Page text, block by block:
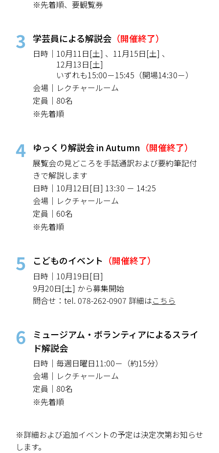
※先着順、要観覧券
3 学芸員による解説会 （開催終了）
日時｜ 10月11日[土] 、 11月15日[土] 、
12月13日[土]
いずれも15:00－15:45 （開場14:30－）
会場｜ レクチャールーム
定員｜ 80名
※先着順
4 ゆっくり解説会 in Autumn （開催終了）
展覧会の見どころを手話通訳および要約筆記付
きで解説します
日時｜ 10月12日[日] 13:30 － 14:25
会場｜ レクチャールーム
定員｜ 60名
※先着順
5 こどものイベント （開催終了）
日時｜10月19日[日]
9月20日[土] から募集開始
問合せ：tel. 078-262-0907 詳細はこちら
6
ミュージアム・ボランティアによるスライ
ド解説会
日時｜ 毎週日曜日11:00－（約15分）
会場｜ レクチャールーム
定員｜ 80名
※先着順
※詳細および追加イベントの予定は決定次第お知らせ
します。